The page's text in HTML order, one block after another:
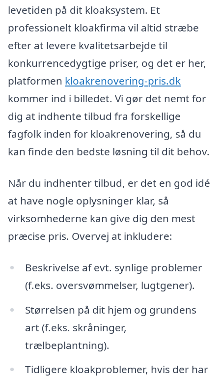
levetiden på dit kloaksystem. Et
professionelt kloakfirma vil altid stræbe
efter at levere kvalitetsarbejde til
konkurrencedygtige priser, og det er her,
platformen kloakrenovering-pris.dk
kommer ind i billedet. Vi gør det nemt for
dig at indhente tilbud fra forskellige
fagfolk inden for kloakrenovering, så du
kan finde den bedste løsning til dit behov.
Når du indhenter tilbud, er det en god idé
at have nogle oplysninger klar, så
virksomhederne kan give dig den mest
præcise pris. Overvej at inkludere:
Beskrivelse af evt. synlige problemer
(f.eks. oversvømmelser, lugtgener).
Størrelsen på dit hjem og grundens
art (f.eks. skråninger,
trælbeplantning).
Tidligere kloakproblemer, hvis der har